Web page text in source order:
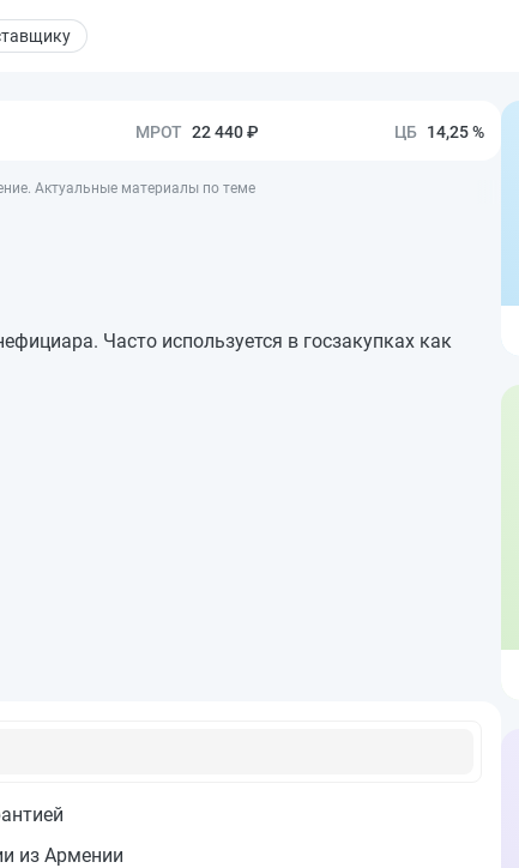
22 440 ₽ 14,25 %
Актуальные материалы по теме
Часто используется в госзакупках как
из Армении